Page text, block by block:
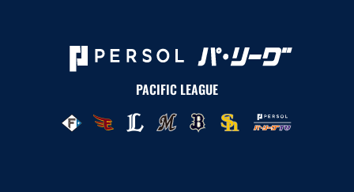
PACIFIC LEAGUE